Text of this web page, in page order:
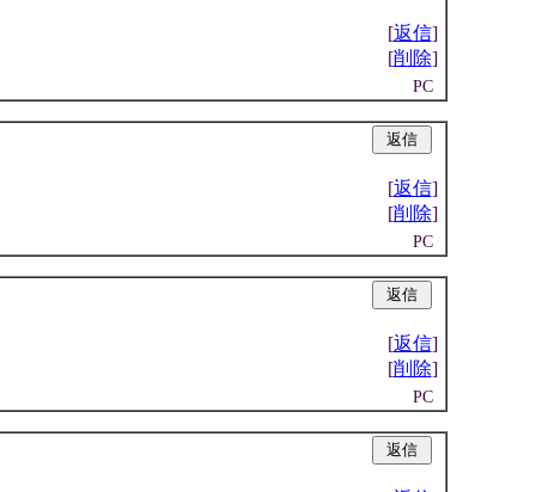
[返信]
[削除]
PC
[返信]
[削除]
PC
[返信]
[削除]
PC